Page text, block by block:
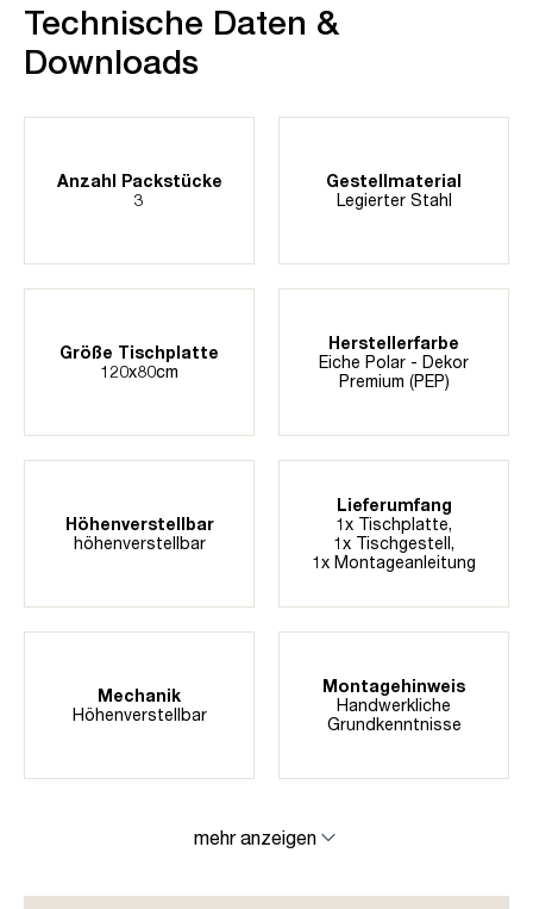
Technische Daten &
Downloads
Anzahl Packstücke
3
Gestellmaterial
Legierter Stahl
Größe Tischplatte
120x80cm
Herstellerfarbe
Eiche Polar - Dekor
Premium (PEP)
Höhenverstellbar
höhenverstellbar
Lieferumfang
1x Tischplatte,
1x Tischgestell,
1x Montageanleitung
Mechanik
Höhenverstellbar
Montagehinweis
Handwerkliche
Grundkenntnisse
mehr anzeigen